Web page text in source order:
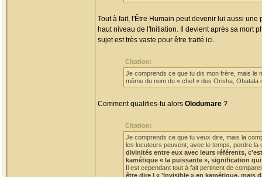
Tout à fait, l'Être Humain peut devenir lui aussi
haut niveau de l'Initiation. Il devient après sa mort
sujet est très vaste pour être traité ici.
Citation:
Je comprends ce que tu dis mon frère, mais le
même du nom du « chef » des Orisha,
Comment qualifies-tu alors Olodumare ?
Citation:
Je comprends ce que tu veux dire, mais la
les locuteurs peuvent, avec le temps, perdre
divinités entre eux avec leurs référents,
kamétique « la puissante », signification
Il est cependant tout à fait pertinent de
être dire l « 'Invisible » en kamétique, mais